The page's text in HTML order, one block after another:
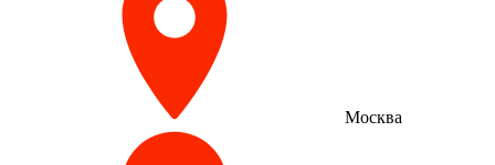
Москва